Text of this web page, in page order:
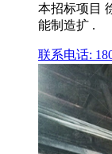
本招标项目
能制造扩 .
联系电话: